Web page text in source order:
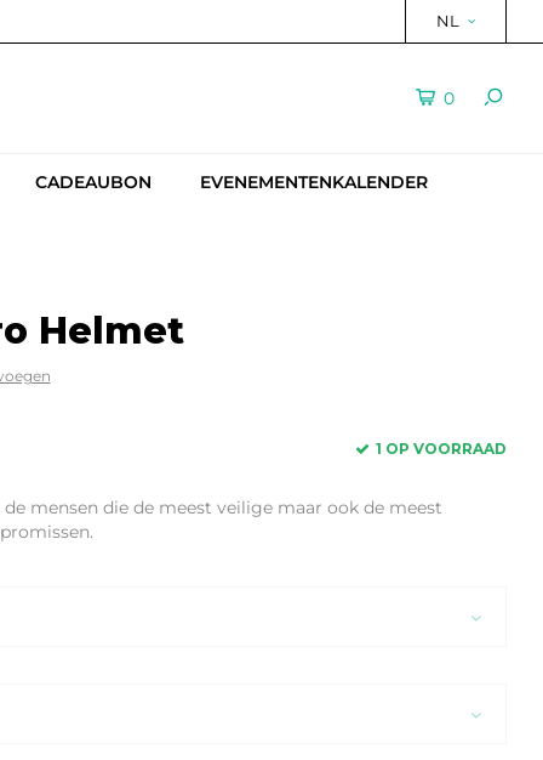
NL
0
CADEAUBON EVENEMENTENKALENDER
Helmet
1 OP VOORRAAD
mensen die de meest veilige maar ook de meest